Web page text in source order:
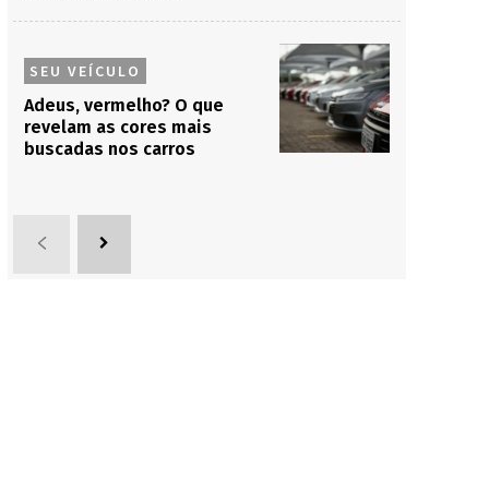
SEU VEÍCULO
Adeus, vermelho? O que
revelam as cores mais
buscadas nos carros